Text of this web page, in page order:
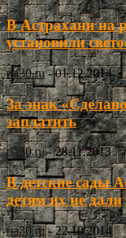
В Астрахани на
установили
ria30.ru - 01.12.2014
За знак
заплатить
ria30.ru - 28.11.2013
В детские сады
детям их не дали
ria30.ru - 22.10.2014